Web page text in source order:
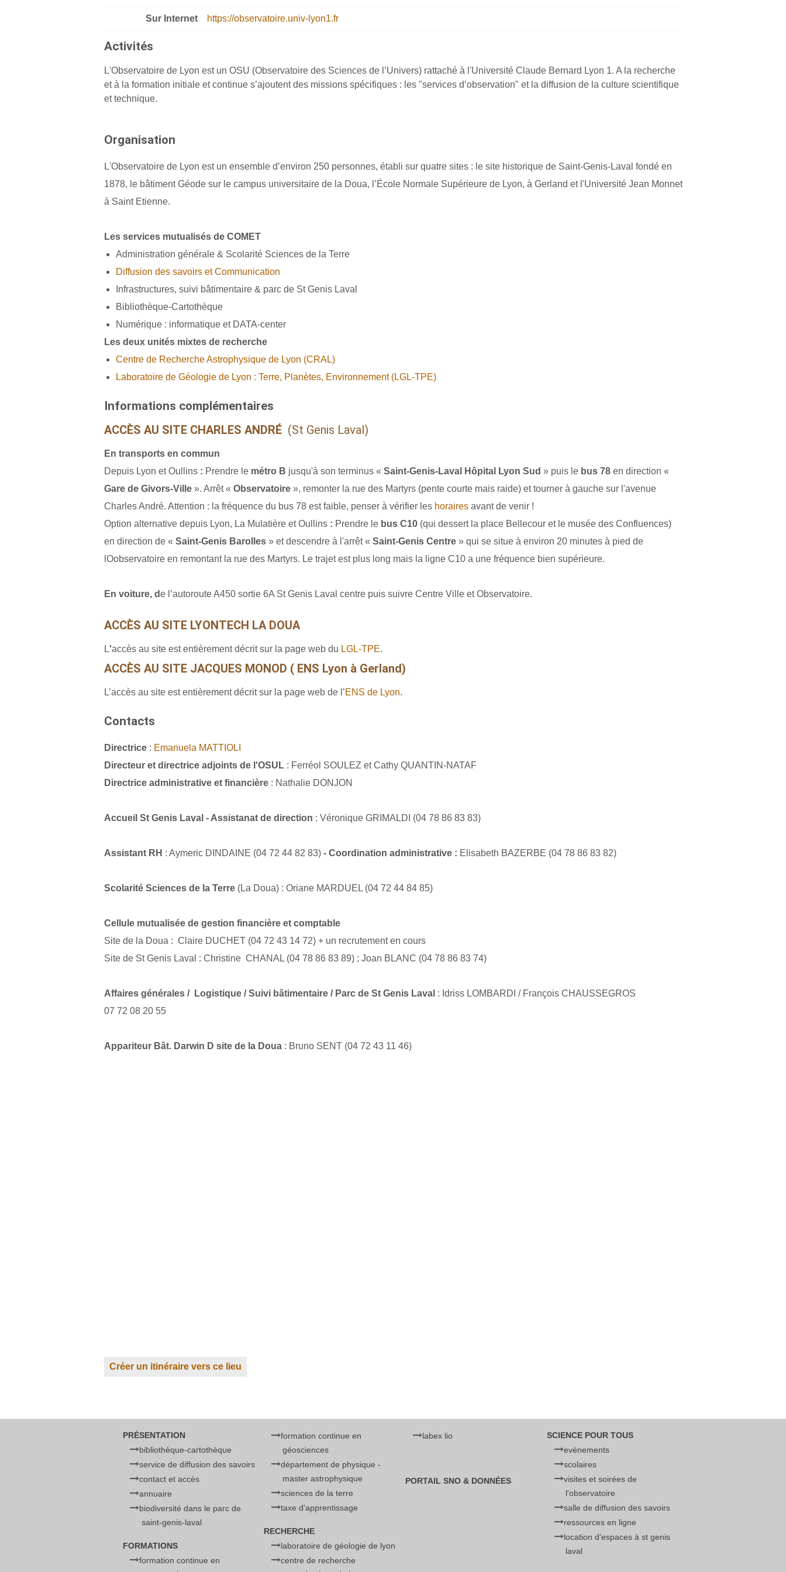
Sur Internet https://observatoire.univ-lyon1.fr
Activités
L'Observatoire de Lyon est un OSU (Observatoire des Sciences de l’Univers) rattaché à l'Université Claude Bernard Lyon 1. A la recherche
et à la formation initiale et continue s’ajoutent des missions spécifiques : les "services d’observation" et la diffusion de la culture scientifique
et technique.
Organisation
L'Observatoire de Lyon est un ensemble d’environ 250 personnes, établi sur quatre sites : le site historique de Saint-Genis-Laval fondé en
1878, le bâtiment Géode sur le campus universitaire de la Doua, l’École Normale Supérieure de Lyon, à Gerland et l'Université Jean Monnet
à Saint Etienne.
Les services mutualisés de COMET
Administration générale & Scolarité Sciences de la Terre
Diffusion des savoirs et Communication
Infrastructures, suivi bâtimentaire & parc de St Genis Laval
Bibliothèque-Cartothèque
Numérique : informatique et DATA-center
Les deux unités mixtes de recherche
Centre de Recherche Astrophysique de Lyon (CRAL)
Laboratoire de Géologie de Lyon : Terre, Planètes, Environnement (LGL-TPE)
Informations complémentaires
ACCÈS AU SITE CHARLES ANDRÉ (St Genis Laval)
En transports en commun
Depuis Lyon et Oullins: Prendre le métro B jusqu'à son terminus « Saint-Genis-Laval Hôpital Lyon Sud » puis le bus 78en direction «
Gare de Givors-Ville». Arrêt « Observatoire », remonter la rue des Martyrs (pente courte mais raide) et tourner à gauche sur l'avenue
Charles André. Attention : la fréquence du bus 78 est faible, penser à vérifier les horairesavant de venir !
Option alternative depuis Lyon, La Mulatière et Oullins : Prendre le bus C10(qui dessert la place Bellecour et le musée des Confluences)
en direction de « Saint-Genis Barolles» et descendre à l'arrêt « Saint-Genis Centre» qui se situe à environ 20 minutes à pied de
lOobservatoire en remontant la rue des Martyrs. Le trajet est plus long mais la ligne C10 a une fréquence bien supérieure.
En voiture, de l’autoroute A450 sortie 6A St Genis Laval centre puis suivre Centre Ville et Observatoire.
ACCÈS AU SITE LYONTECH LA DOUA
L'accès au site est entièrement décrit sur la page web du LGL-TPE.
ACCÈS AU SITE JACQUES MONOD ( ENS Lyon à Gerland)
L’accès au site est entièrement décrit sur la page web de l’ENS de Lyon.
Contacts
Directrice: Emanuela MATTIOLI
Directeur et directrice adjoints de l'OSUL: Ferréol SOULEZ et Cathy QUANTIN-NATAF
Directrice administrative et financière: Nathalie DONJON
Accueil St Genis Laval - Assistanat de direction : Véronique GRIMALDI (04 78 86 83 83)
Assistant RH : Aymeric DINDAINE (04 72 44 82 83)- Coordination administrative : Elisabeth BAZERBE (04 78 86 83 82)
Scolarité Sciences de la Terre(La Doua) : Oriane MARDUEL (04 72 44 84 85)
Cellule mutualisée de gestion financière et comptable
Site de la Doua : Claire DUCHET (04 72 43 14 72) + un recrutement en cours
Site de St Genis Laval : Christine CHANAL (04 78 86 83 89) ; Joan BLANC (04 78 86 83 74)
Affaires générales / Logistique / Suivi bâtimentaire / Parc de St Genis Laval : Idriss LOMBARDI / François CHAUSSEGROS
07 72 08 20 55
Appariteur Bât. Darwin D site de la Doua : Bruno SENT (04 72 43 11 46)
Créer un itinéraire vers ce lieu
PRÉSENTATION
bibliothèque-cartothèque
service de diffusion des savoirs
contact et accès
annuaire
biodiversité dans le parc de
saint-genis-laval
FORMATIONS
formation continue en
formation continue en
géosciences
département de physique -
master astrophysique
sciences de la terre
taxe d'apprentissage
RECHERCHE
laboratoire de géologie de lyon
centre de recherche
labex lio
PORTAIL SNO & DONNÉES
SCIENCE POUR TOUS
evènements
scolaires
visites et soirées de
l'observatoire
salle de diffusion des savoirs
ressources en ligne
location d'espaces à st genis
laval